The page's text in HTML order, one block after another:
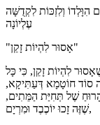
הִוָּלְדוֹ וְלִזְכּוֹת לִקְדֻשָּׁה
עֶלְיוֹנָה
"אָסוּר לִהְיוֹת זָקֵן"
לִהְיוֹת זָקֵן, כִּי כָּל
סוֹד חוֹטָמָא דְּעַתִּיקָא,
הָרוּחַ שֶׁל תְּחִיַּת הַמֵּתִים,
שֶׁזֶּה זָכוּ יוֹכֶבֶד וּמִרְיָם,